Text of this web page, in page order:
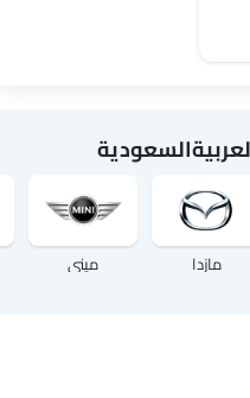
مازدا ميني